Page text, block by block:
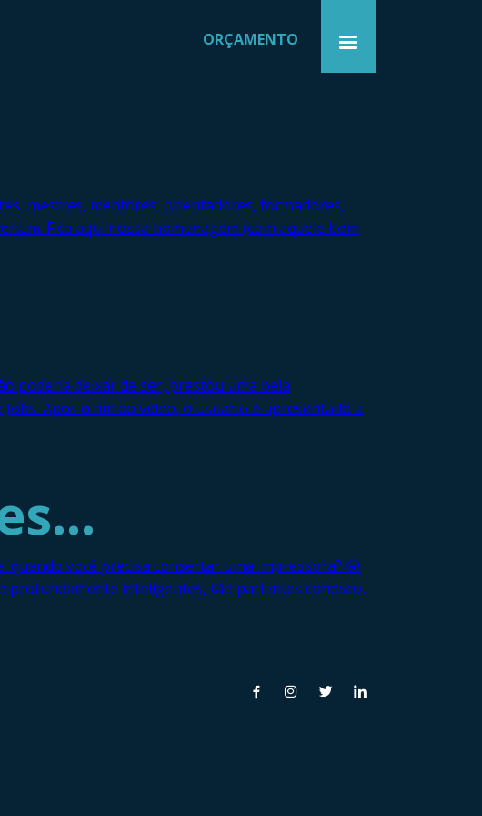
ORÇAMENTO
mestres, mentores, orientadores, formadores,
Fica aqui nossa homenagem (com aquele bom
poderia deixar de ser, prestou uma bela
Após o fim do vídeo, o usuário é apresentado a
você precisa consertar uma impressora? 😛
profundamente inteligentes, tão pacientes conosco,